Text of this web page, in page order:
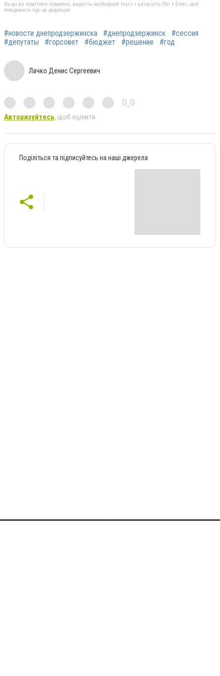
Якщо ви помітили помилку, виділіть необхідний текст і натисніть Ctrl + Enter, щоб
повідомити про це редакцію
#новости днепродзержинска #днепродзержинск
#сессия
#депутаты
#горсовет #бюджет #решение #год
Лачко Денис Сергеевич
0,0
Авторизуйтесь, щоб оцінити
Поділіться та підписуйтесь на наші джерела